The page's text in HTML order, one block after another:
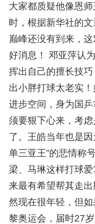
大家都质疑他像恩
时，根据新华社的
巅峰还没有到来，
好消息！ 邓亚萍认
挥出自己的擅长技
出小胖打球太老实
进步空间，身为国
须要狠下心来，考
了。王皓当年也是
单三亚王”的悲情称
梁、马琳这样打球
来最有希望帮其走
然现在很年轻，但
黎奥运会，届时27